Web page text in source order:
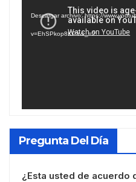
vídeo
Descargar archivo: https://
v=EhSPkop8KPY&_=2
Pregunta Del Día
¿Esta usted de acuerdo